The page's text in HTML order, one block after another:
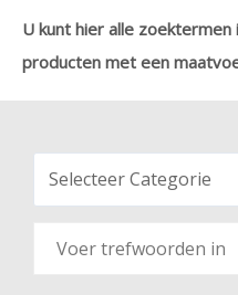
U kunt hier alle
producten met een